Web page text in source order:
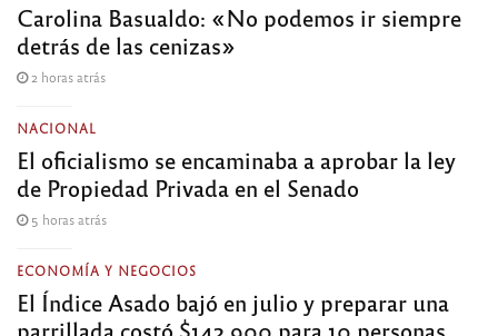
Carolina Basualdo: «No podemos ir siempre
detrás de las cenizas»
2 horas atrás
NACIONAL
El oficialismo se encaminaba a aprobar la ley
de Propiedad Privada en el Senado
5 horas atrás
ECONOMÍA Y NEGOCIOS
El Índice Asado bajó en julio y preparar una
parrillada costó $142.900 para 10 personas